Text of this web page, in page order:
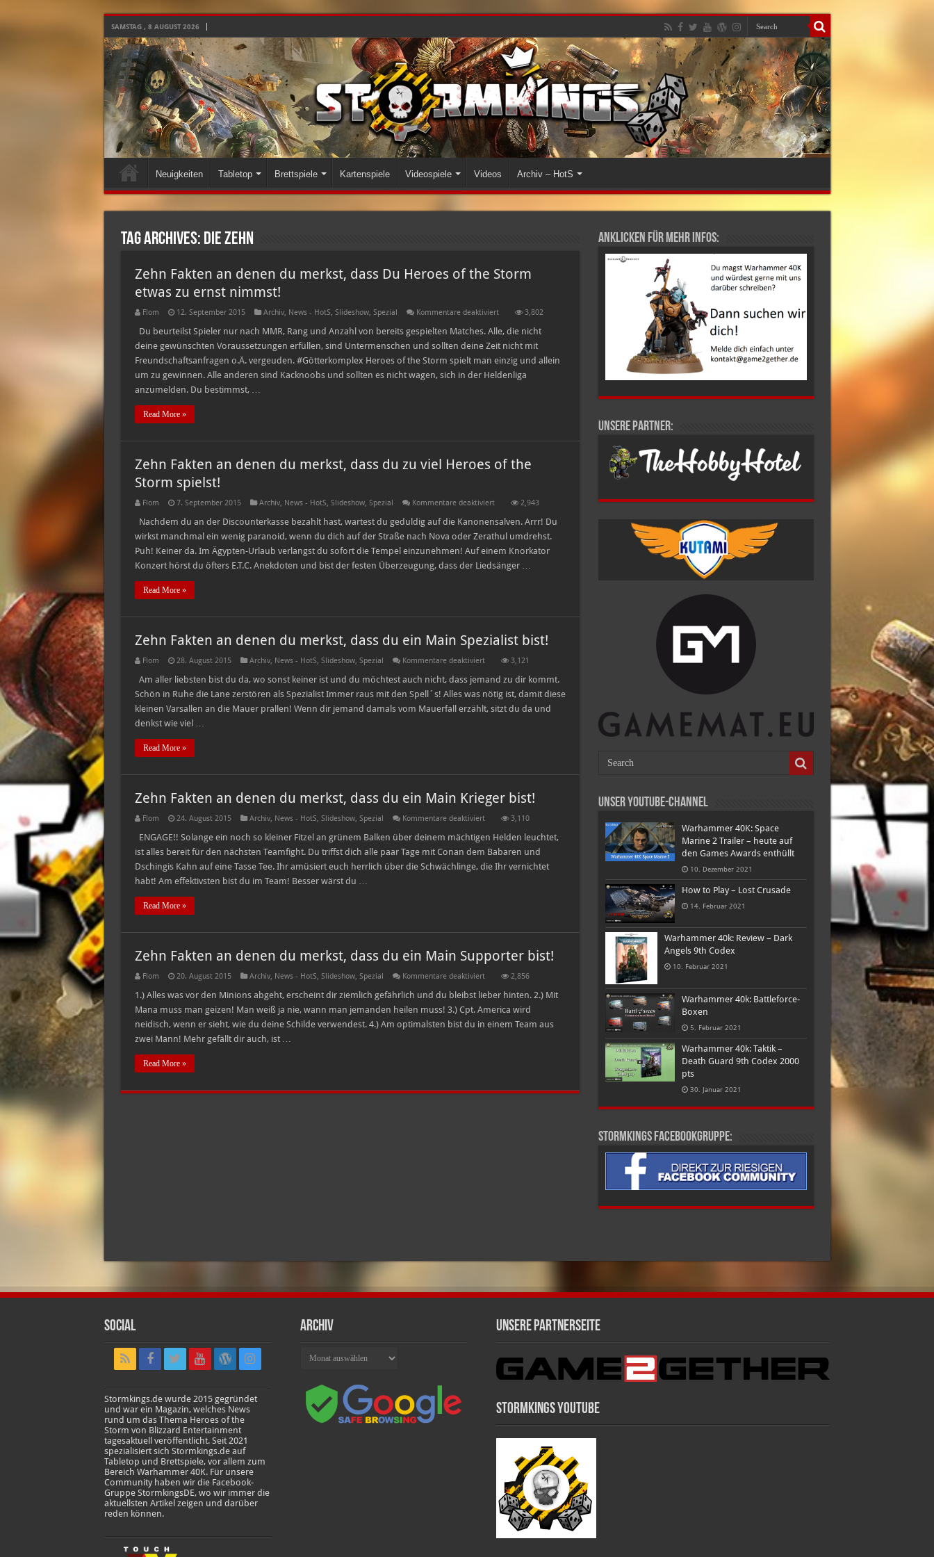
SAMSTAG , 8 AUGUST 2026
Neuigkeiten Tabletop Brettspiele Kartenspiele Videospiele Videos Archiv – HotS
Tag Archives: die zehn
Zehn Fakten an denen du merkst, dass Du Heroes of the Storm
etwas zu ernst nimmst!
Flom 12. September 2015 Archiv, News - HotS, Slideshow, Spezial Kommentare deaktiviertfür
Fakten
denen
du
merkst,
dass
3,802
Du beurteilst Spieler nur nach MMR, Rang und Anzahl von bereits gespielten Matches. Alle, die nicht
deine gewünschten Voraussetzungen erfüllen, sind Untermenschen und sollten deine Zeit nicht mit
Freundschaftsanfragen o.Ä. vergeuden. #Götterkomplex Heroes of the Storm spielt man einzig und allein
um zu gewinnen. Alle anderen sind Kacknoobs und sollten es nicht wagen, sich in der Heldenliga
anzumelden. Du bestimmst, …
Read More »
Zehn Fakten an denen du merkst, dass du zu viel Heroes of the
Storm spielst!
Flom 7. September 2015 Archiv, News - HotS, Slideshow, Spezial Kommentare deaktiviertfür
Fakten
denen
du
merkst,
dass
the
spielst!
2,943
Nachdem du an der Discounterkasse bezahlt hast, wartest du geduldig auf die Kanonensalven. Arrr! Du
wirkst manchmal ein wenig paranoid, wenn du dich auf der Straße nach Nova oder Zerathul umdrehst.
Puh! Keiner da. Im Ägypten-Urlaub verlangst du sofort die Tempel einzunehmen! Auf einem Knorkator
Konzert hörst du öfters E.T.C. Anekdoten und bist der festen Überzeugung, dass der Liedsänger …
Read More »
Zehn Fakten an denen du merkst, dass du ein Main Spezialist bist!
Flom 28. August 2015 Archiv, News - HotS, Slideshow, Spezial Kommentare deaktiviertfür
Fakten
denen
du
merkst,
3,121
Am aller liebsten bist du da, wo sonst keiner ist und du möchtest auch nicht, dass jemand zu dir kommt.
Schön in Ruhe die Lane zerstören als Spezialist Immer raus mit den Spell´s! Alles was nötig ist, damit diese
kleinen Varsallen an die Mauer prallen! Wenn dir jemand damals vom Mauerfall erzählt, sitzt du da und
denkst wie viel …
Read More »
Zehn Fakten an denen du merkst, dass du ein Main Krieger bist!
Flom 24. August 2015 Archiv, News - HotS, Slideshow, Spezial Kommentare deaktiviertfür
Fakten
denen
du
merkst,
3,110
ENGAGE!! Solange ein noch so kleiner Fitzel an grünem Balken über deinem mächtigen Helden leuchtet,
ist alles bereit für den nächsten Teamfight. Du triffst dich alle paar Tage mit Conan dem Babaren und
Dschingis Kahn auf eine Tasse Tee. Ihr amüsiert euch herrlich über die Schwächlinge, die Ihr vernichtet
habt! Am effektivsten bist du im Team! Besser wärst du …
Read More »
Zehn Fakten an denen du merkst, dass du ein Main Supporter bist!
Flom 20. August 2015 Archiv, News - HotS, Slideshow, Spezial Kommentare deaktiviertfür
Fakten
denen
du
merkst,
2,856
1.) Alles was vor den Minions abgeht, erscheint dir ziemlich gefährlich und du bleibst lieber hinten. 2.) Mit
Mana muss man geizen! Man weiß ja nie, wann man jemanden heilen muss! 3.) Cpt. America wird
neidisch, wenn er sieht, wie du deine Schilde verwendest. 4.) Am optimalsten bist du in einem Team aus
zwei Mann! Mehr gefällt dir auch, ist …
Read More »
Anklicken für mehr Infos:
Unsere Partner:
Unser Youtube-Channel
Warhammer 40K: Space
Marine 2 Trailer – heute auf
den Games Awards enthüllt
10. Dezember 2021
How to Play – Lost Crusade
14. Februar 2021
Warhammer 40k: Review – Dark
Angels 9th Codex
10. Februar 2021
Warhammer 40k: Battleforce-
Boxen
5. Februar 2021
Warhammer 40k: Taktik –
Death Guard 9th Codex 2000
pts
30. Januar 2021
Stormkings Facebookgruppe:
Social
Stormkings.de wurde 2015 gegründet
und war ein Magazin, welches News
rund um das Thema Heroes of the
Storm von Blizzard Entertainment
tagesaktuell veröffentlicht. Seit 2021
spezialisiert sich Stormkings.de auf
Tabletop und Brettspiele, vor allem zum
Bereich Warhammer 40K. Für unsere
Community haben wir die Facebook-
Gruppe StormkingsDE, wo wir immer die
aktuellsten Artikel zeigen und darüber
reden können.
Archiv Unsere Partnerseite
Stormkings Youtube